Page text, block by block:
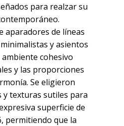
para realzar su
aparadores de líneas
y asientos
cohesivo
y las proporciones
Se eligieron
y texturas sutiles para
superficie de
permitiendo que la